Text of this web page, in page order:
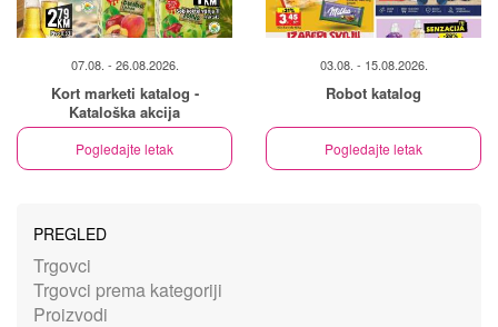
07.08. - 26.08.2026.
Kort marketi katalog -
Kataloška akcija
Pogledajte letak
03.08. - 15.08.2026.
Robot katalog
Pogledajte letak
PREGLED
Trgovci
Trgovci prema kategoriji
Proizvodi